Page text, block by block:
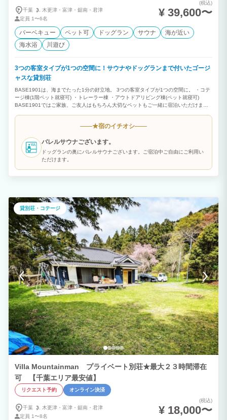
千葉 木更津・ 富津・ 鋸南・ 君津
定員 1〜6名
(税込)
¥ 39,600〜
バーベキュー ペット可 ドッグラン サウナ
海が近い
海水浴
川遊び
3つの客室タイプが1つの空間に！サウナやドッグランまで付いたゴージ
ャスな貸別荘
BASE1901は、海までたった1分の好立地。 3つの客室タイプが1つの空間に。 ・コテ
ージ棟(1階ペット就寝可) ・トレーラー棟 ・アウトドアリビング棟(ペット就寝可)
BASE1901ではご家族、ご友人はもちろん大切なペットもご一緒に宿泊いただけま
レルサウナ全ての施設を1グループ貸切でご利用いただけます！ 家族・仲間達と素敵な
宿泊施設、トレーラーハウスやアウトドアリビング。 まるで秘密基地のような空間で
食事をしたり、 ゲームをしたり、語り合ったり…。 そんな映画のワンシーンのよう
に、 トレーラーハウスに泊まって グランピング宿泊施設体験してみませんか？ ★プ
ライベートサウナ エクスクルーシブで特別な一時 プライベートな時間を健康的に親密
らかな芝のドッグランは プライバシーが守られながら 気兼ねなく愛犬との一時を堪能
いただけます。
★宿のイチオシ
バレルサウナございます。
ドッグランの奥にバレルサウナございます。ご宿泊中ご自由にご利用い
ただけます。
貸別荘・コテージ
Villa Mountainman プライベート別荘★最大２３時間滞在
可 【千葉エリア最安値】
リクエスト予約 オンライン決済
千葉 木更津・ 富津・ 鋸南・ 君津
定員 1〜8名
(税込)
¥ 18,000〜